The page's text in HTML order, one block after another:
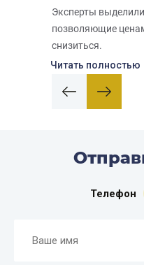
Эксперты
позволяющие
снизиться.
Читать полностью
Телефон